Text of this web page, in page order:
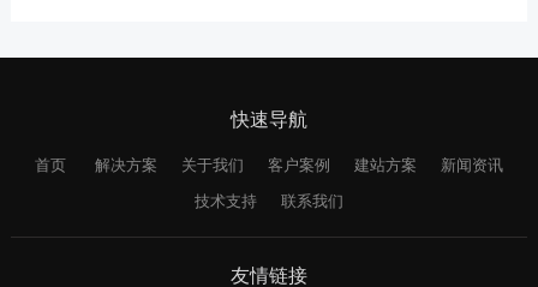
快速导航
首页 解决方案 关于我们 客户案例 建站方案
新闻资讯
技术支持
联系我们
友情链接